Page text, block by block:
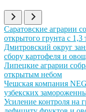
Иллюстрация новости
Саратовские аграрии
открытого грунта с 1,3
Иллюстрация новости
Дмитровский округ
сбору картофеля и
Иллюстрация новости
Липецкие аграрии
открытым небом
Иллюстрация новости
Чешская компания
узбекских
Иллюстрация новости
Усиление контроля на